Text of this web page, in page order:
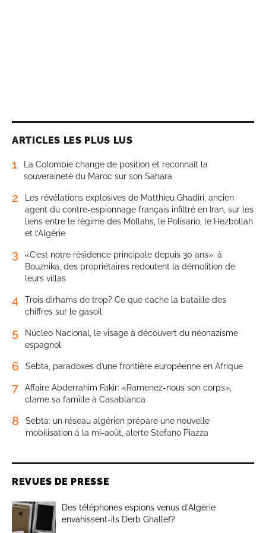
ARTICLES LES PLUS LUS
1
La Colombie change de position et reconnaît la
souveraineté du Maroc sur son Sahara
2
Les révélations explosives de Matthieu Ghadiri, ancien
agent du contre-espionnage français infiltré en Iran, sur les
liens entre le régime des Mollahs, le Polisario, le Hezbollah
et l’Algérie
3
«C’est notre résidence principale depuis 30 ans»: à
Bouznika, des propriétaires redoutent la démolition de
leurs villas
4
Trois dirhams de trop? Ce que cache la bataille des
chiffres sur le gasoil
5
Núcleo Nacional, le visage à découvert du néonazisme
espagnol
6 Sebta, paradoxes d’une frontière européenne en Afrique
7
Affaire Abderrahim Fakir: «Ramenez-nous son corps»,
clame sa famille à Casablanca
8
Sebta: un réseau algérien prépare une nouvelle
mobilisation à la mi-août, alerte Stefano Piazza
REVUES DE PRESSE
Des téléphones espions venus d’Algérie
envahissent-ils Derb Ghallef?